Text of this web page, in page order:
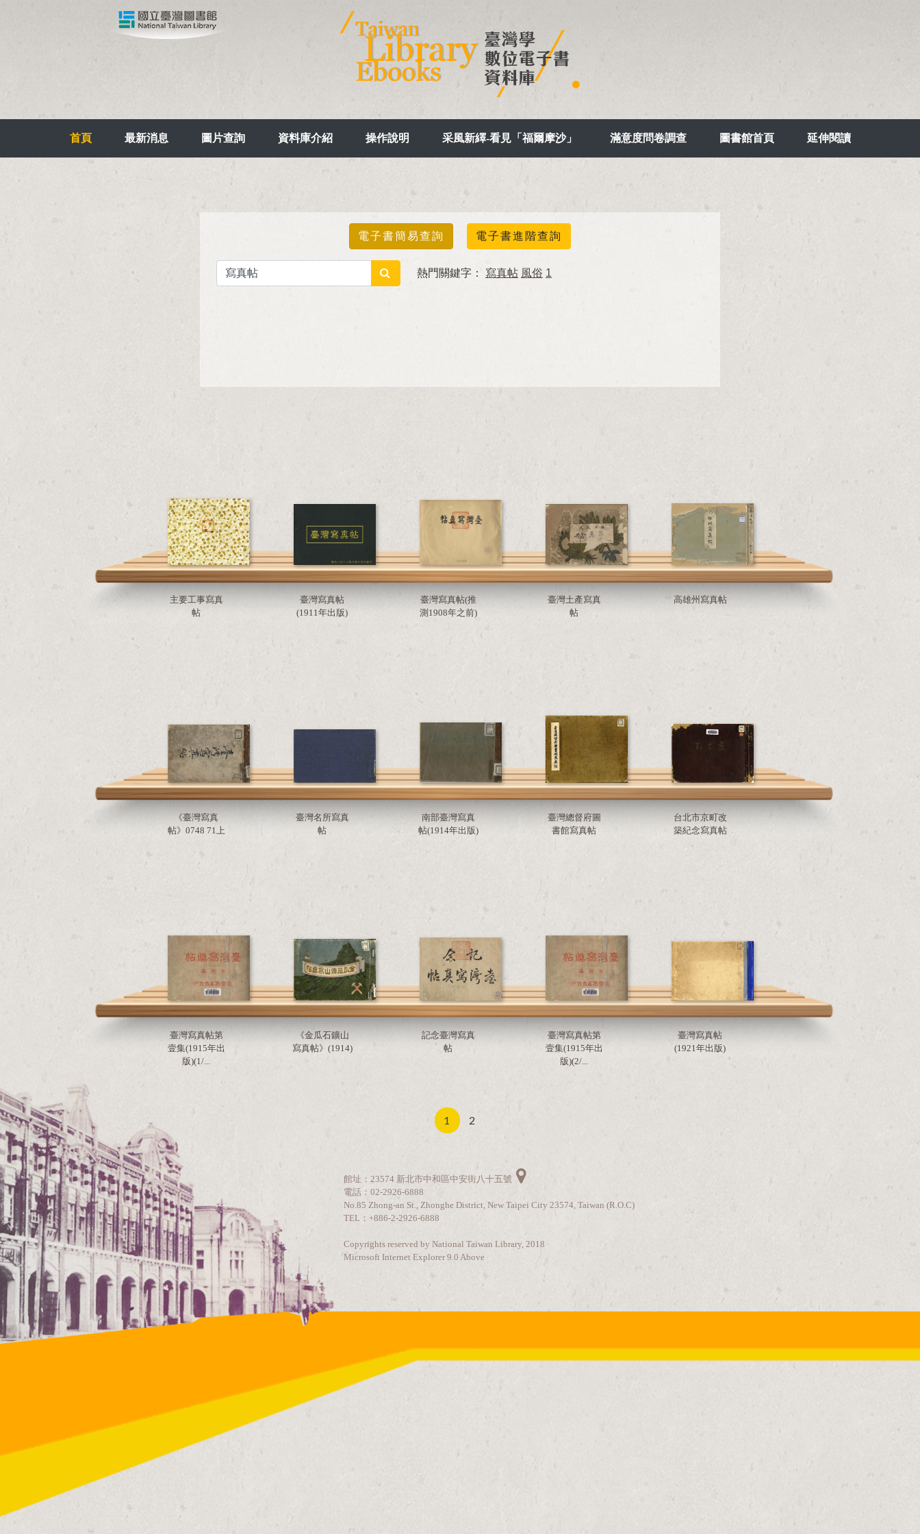
首頁 最新消息 圖片查詢 資料庫介紹 操作說明 采風新繹-看見「福爾摩沙」 滿意度問卷調查 圖書館首頁 延伸閱讀
電子書簡易查詢 電子書進階查詢
熱門關鍵字： 寫真帖 風俗 1
主要工事寫真
帖
臺灣寫真帖
(1911年出版)
臺灣寫真帖(推
測1908年之前)
臺灣土產寫真
帖
高雄州寫真帖
《臺灣寫真
帖》0748 71上
臺灣名所寫真
帖
南部臺灣寫真
帖(1914年出版)
臺灣總督府圖
書館寫真帖
台北市京町改
築紀念寫真帖
臺灣寫真帖第
壹集(1915年出
版)(1/...
《金瓜石鑛山
寫真帖》(1914)
記念臺灣寫真
帖
臺灣寫真帖第
壹集(1915年出
版)(2/...
臺灣寫真帖
(1921年出版)
1 2
館址：23574 新北市中和區中安街八十五號
電話：02-2926-6888
No.85 Zhong-an St., Zhonghe District, New Taipei City 23574, Taiwan (R.O.C)
TEL：+886-2-2926-6888
Copyrights reserved by National Taiwan Library, 2018
Microsoft Internet Explorer 9.0 Above